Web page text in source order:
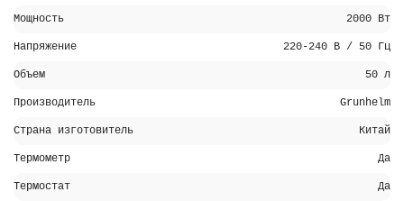
Мощность 2000 Вт
Напряжение 220-240 В / 50 Гц
Объем 50 л
Производитель Grunhelm
Страна изготовитель Китай
Термометр Да
Термостат Да